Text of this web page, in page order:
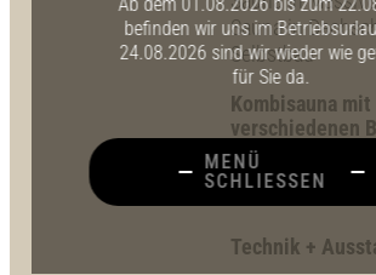
Sauna in
Selbstbau
Kombisauna mit
verschiedenen
Feuchte Sauna
Technik +
befinden wir uns im
24.08.2026 sind wir wieder wie
für Sie da.
MENÜ
SCHLIESSEN